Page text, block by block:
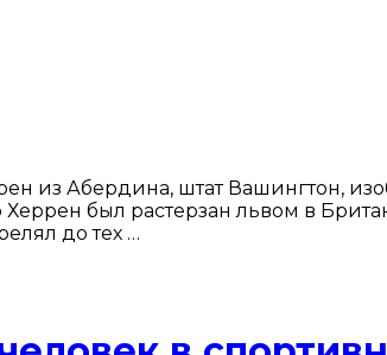
из Абердина, штат Вашингтон,
был растерзан львом в
до тех …